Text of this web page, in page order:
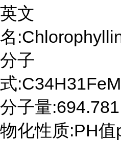
英文
名
分子
式
分子量:694.781
物化性质:PH值